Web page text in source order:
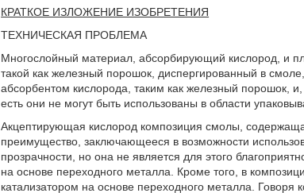
КРАТКОЕ ИЗЛОЖЕНИЕ ИЗОБРЕТЕНИЯ
ТЕХНИЧЕСКАЯ ПРОБЛЕМА
Многослойный материал, абсорбирующий кислород, и
такой как железный порошок, диспергированный в
абсорбентом кислорода, таким как железный порошок,
есть они не могут быть использованы в области
Акцептирующая кислород композиция смолы,
преимущество, заключающееся в возможности
прозрачности, но она не является для этого
на основе переходного металла. Кроме того, в
катализатором на основе переходного металла. Говоря